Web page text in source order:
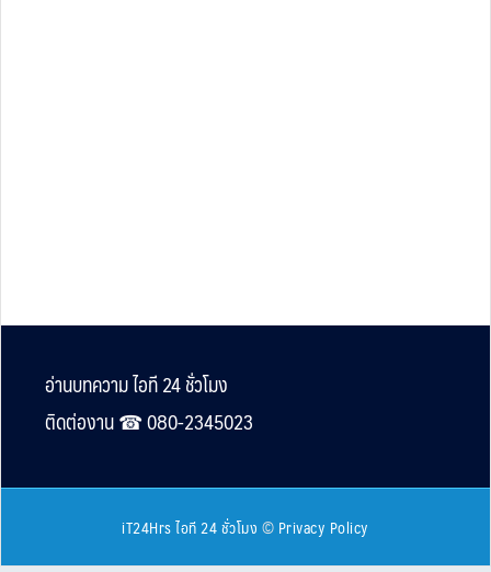
Footer
อ่านบทความ ไอที 24 ชั่วโมง
ติดต่องาน ☎︎ 080-2345023
iT24Hrs ไอที 24 ชั่วโมง © Privacy Policy